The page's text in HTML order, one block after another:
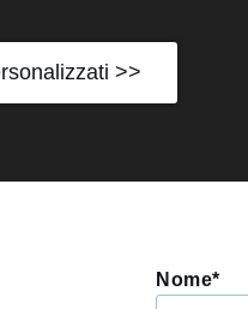
>>
Nome*